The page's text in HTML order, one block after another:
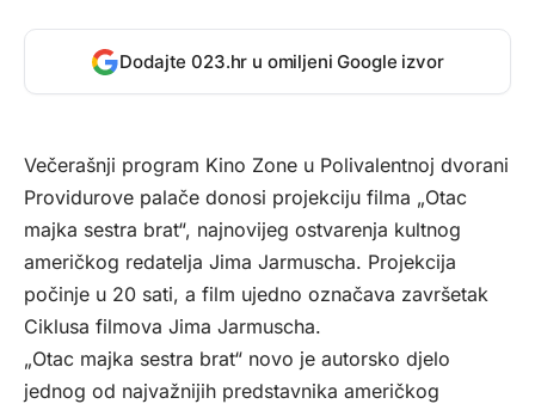
Dodajte 023.hr u omiljeni Google izvor
Večerašnji program Kino Zone u Polivalentnoj dvorani
Providurove palače donosi projekciju filma „Otac
majka sestra brat“, najnovijeg ostvarenja kultnog
američkog redatelja Jima Jarmuscha. Projekcija
počinje u 20 sati, a film ujedno označava završetak
Ciklusa filmova Jima Jarmuscha.
„Otac majka sestra brat“ novo je autorsko djelo
jednog od najvažnijih predstavnika američkog